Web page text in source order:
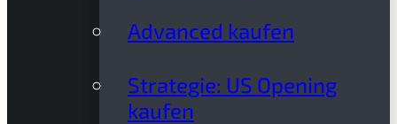
Advanced kaufen
Strategie: US Opening
kaufen